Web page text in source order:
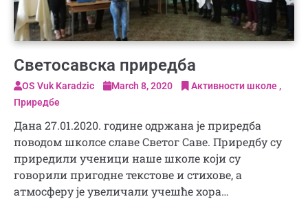
Светосавска приредба
OS Vuk Karadzic March 8, 2020
Активности школе
Приредбе
Дана 27.01.2020. године одржана је приредба
поводом школсе славе Светог Саве. Приредбу су
приредили ученици наше школе који су
говорили пригодне текстове и стихове, а
атмосферу је увеличали учешће хора…